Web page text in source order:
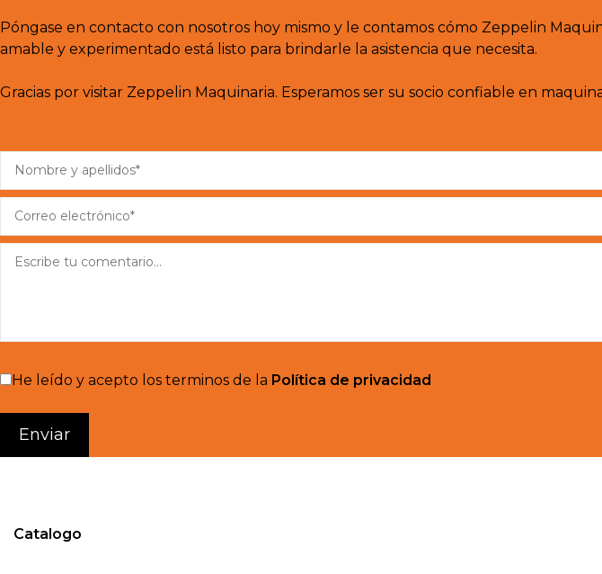
Póngase en contacto con nosotros hoy mismo y le contamos cómo Zeppelin
amable y experimentado está listo para brindarle la asistencia que necesita.
Gracias por visitar Zeppelin Maquinaria. Esperamos ser su socio confiable en
He leído y acepto los terminos de la Política de privacidad
Catalogo